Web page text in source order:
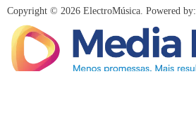
Copyright © 2026 ElectroMúsica. Powered by: